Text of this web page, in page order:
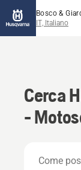
Bosco &
IT, Italiano
Cerca
-
possiamo